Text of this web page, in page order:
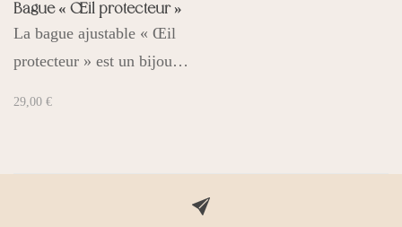
Bague « Œil protecteur »
La bague ajustable « Œil
protecteur » est un bijou…
29,00 €